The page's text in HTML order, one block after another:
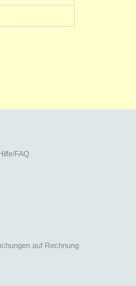
FAQ
auf Rechnung